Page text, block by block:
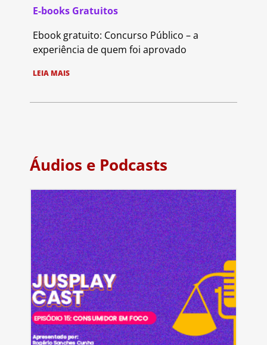
E-books Gratuitos
Ebook gratuito: Concurso Público – a
experiência de quem foi aprovado
LEIA MAIS
Áudios e Podcasts